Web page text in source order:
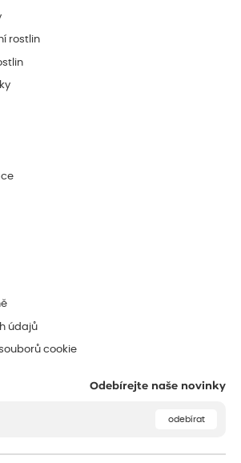
rostlin
údajů
cookie
Odebírejte naše novinky
odebírat